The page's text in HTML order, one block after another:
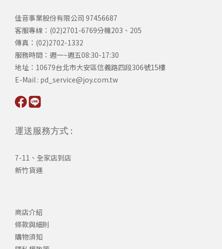
佳音事業股份有限公司 97456687
客服專線：(02)2701-6769分機203、205
傳真：(02)2702-1332
服務時間：週一~週五08:30-17:30
​地址：10679台北市大安區信義路四段306號15樓
​E-Mail : pd_service@joy.com.tw
運送服務方式 :
7-11、全家店到店
新竹貨運
商店介紹
條款與細則
購物須知